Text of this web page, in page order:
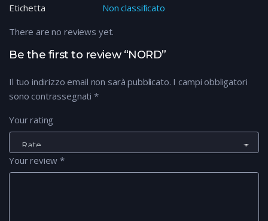
Etichetta
Non classificato
Be the first to review “NORD”
Il tuo indirizzo email non sarà pubblicato. I campi obbligatori
sono contrassegnati *
Your rating
Your review*
There are no reviews yet.